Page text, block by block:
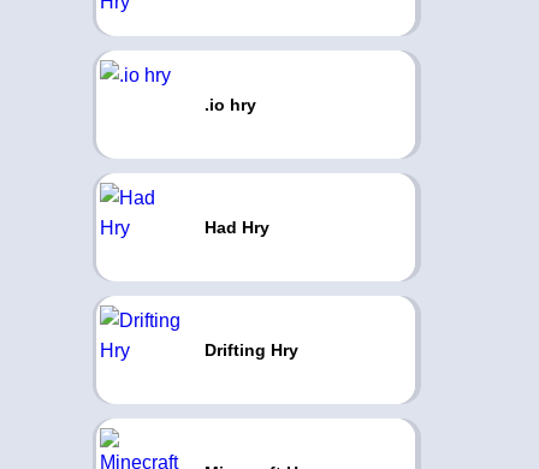
.io hry
Had Hry
Drifting Hry